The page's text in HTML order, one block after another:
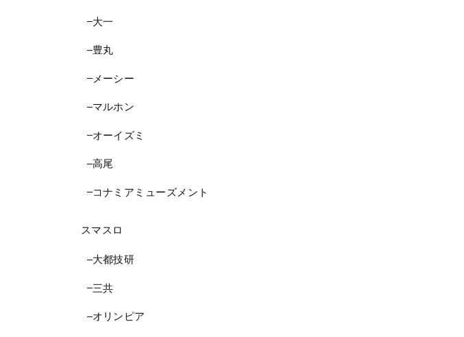
大一
豊丸
メーシー
マルホン
オーイズミ
高尾
コナミアミューズメント
スマスロ
大都技研
三共
オリンピア